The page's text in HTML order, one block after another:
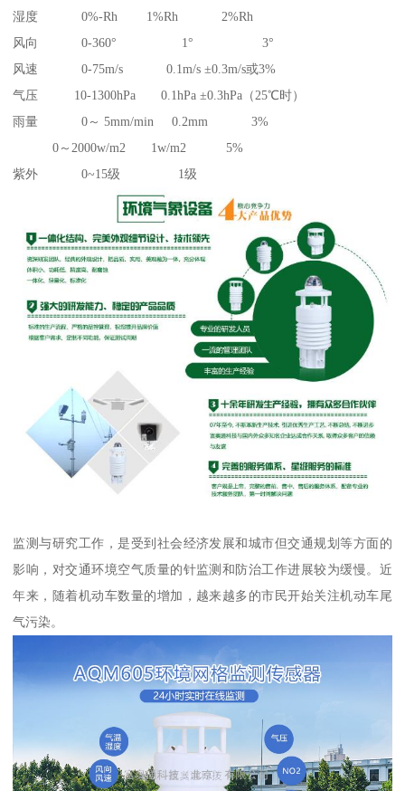
湿度 0%-Rh 1%Rh 2%Rh
风向 0-360° 1° 3°
风速 0-75m/s 0.1m/s ±0.3m/s或3%
气压 10-1300hPa 0.1hPa ±0.3hPa（25℃时）
雨量 0～ 5mm/min 0.2mm 3%
0～2000w/m2 1w/m2 5%
紫外 0~15级 1级
监测与研究工作，是受到社会经济发展和城市但交通规划等方面的
影响，对交通环境空气质量的针监测和防治工作进展较为缓慢。近
年来，随着机动车数量的增加，越来越多的市民开始关注机动车尾
气污染。